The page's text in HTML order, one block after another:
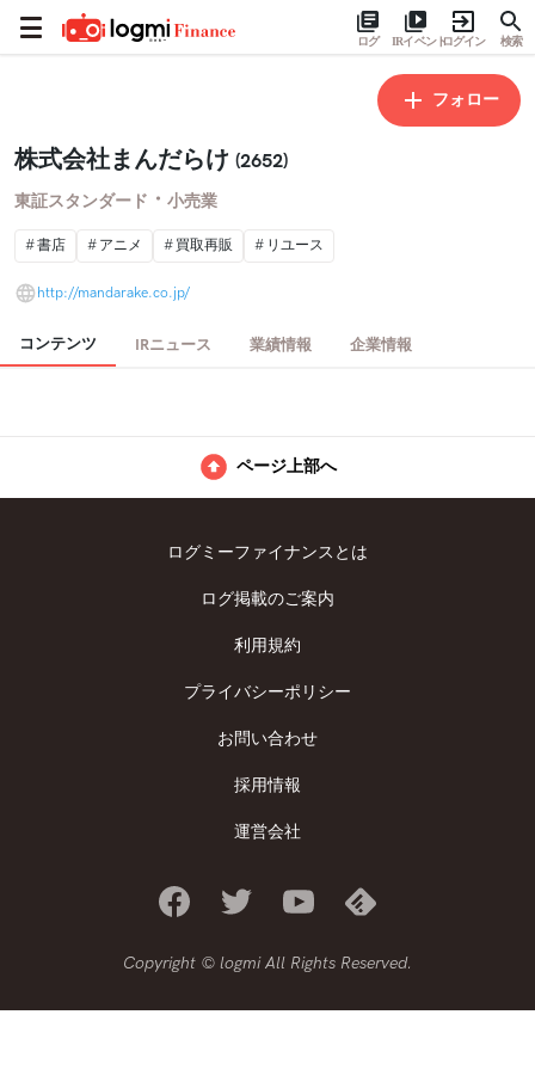
ログ IRイベントログイン 検索
フォロー
株式会社まんだらけ (2652)
東証スタンダード ・ 小売業
書店 アニメ 買取再販 リユース
http://mandarake.co.jp/
コンテンツ IRニュース 業績情報 企業情報
ページ上部へ
ログミーファイナンスとは
ログ掲載のご案内
利用規約
プライバシーポリシー
お問い合わせ
採用情報
運営会社
Copyright © logmi All Rights Reserved.